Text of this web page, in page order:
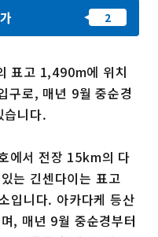
표고 1,490m에 위치
구로, 매년 9월 중순경
습니다.
에서 전장 15km의 다
는 긴센다이는 표고
입니다. 아카다케 등산
, 매년 9월 중순경부터